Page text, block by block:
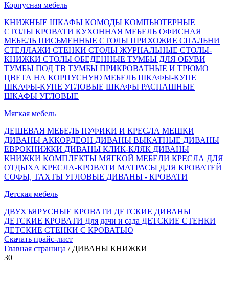
Корпусная мебель
КНИЖНЫЕ ШКАФЫ КОМОДЫ КОМПЬЮТЕРНЫЕ
СТОЛЫ КРОВАТИ КУХОННАЯ МЕБЕЛЬ ОФИСНАЯ
МЕБЕЛЬ ПИСЬМЕННЫЕ СТОЛЫ ПРИХОЖИЕ СПАЛЬНИ
СТЕЛЛАЖИ СТЕНКИ СТОЛЫ ЖУРНАЛЬНЫЕ СТОЛЫ-
КНИЖКИ СТОЛЫ ОБЕДЕННЫЕ ТУМБЫ ДЛЯ ОБУВИ
ТУМБЫ ПОД ТВ ТУМБЫ ПРИКРОВАТНЫЕ И ТРЮМО
ЦВЕТА НА КОРПУСНУЮ МЕБЕЛЬ ШКАФЫ-КУПЕ
ШКАФЫ-КУПЕ УГЛОВЫЕ ШКАФЫ РАСПАШНЫЕ
ШКАФЫ УГЛОВЫЕ
Мягкая мебель
ДЕШЕВАЯ МЕБЕЛЬ ПУФИКИ И КРЕСЛА МЕШКИ
ДИВАНЫ АККОРДЕОН ДИВАНЫ ВЫКАТНЫЕ ДИВАНЫ
ЕВРОКНИЖКИ ДИВАНЫ КЛИК-КЛЯК ДИВАНЫ
КНИЖКИ КОМПЛЕКТЫ МЯГКОЙ МЕБЕЛИ КРЕСЛА ДЛЯ
ОТДЫХА КРЕСЛА-КРОВАТИ МАТРАСЫ ДЛЯ КРОВАТЕЙ
СОФЫ, ТАХТЫ УГЛОВЫЕ ДИВАНЫ - КРОВАТИ
Детская мебель
ДВУХЪЯРУСНЫЕ КРОВАТИ ДЕТСКИЕ ДИВАНЫ
ДЕТСКИЕ КРОВАТИ Для дачи и сада ДЕТСКИЕ СТЕНКИ
ДЕТСКИЕ СТЕНКИ С КРОВАТЬЮ
Скачать прайс-лист
Главная страница / ДИВАНЫ КНИЖКИ
30